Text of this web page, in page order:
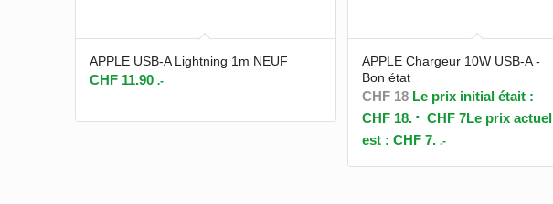
APPLE USB-A Lightning 1m NEUF
CHF 11.90 .-
APPLE Chargeur 10W USB-A -
Bon état
CHF18 Le prix initial était :
CHF 18.
CHF7Le prix actuel
est : CHF 7. .-